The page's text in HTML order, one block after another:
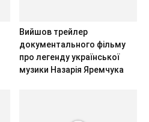
Вийшов трейлер
документального фільму
про легенду української
музики Назарія Яремчука